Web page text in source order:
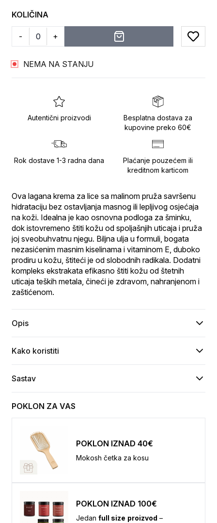
KOLIČINA
- +
Add
NEMA NA STANJU
Autentični proizvodi
Besplatna dostava za
kupovine preko 60€
Rok dostave 1-3 radna dana
Plaćanje pouzećem ili
kreditnom karticom
Ova lagana krema za lice sa malinom pruža savršenu
hidrataciju bez ostavljanja masnog ili lepljivog osjećaja
na koži. Idealna je kao osnovna podloga za šminku,
dok istovremeno štiti kožu od spoljašnjih uticaja i pruža
joj sveobuhvatnu njegu. Biljna ulja u formuli, bogata
nezasićenim masnim kiselinama i vitaminom E, duboko
prodiru u kožu, štiteći je od slobodnih radikala. Dodatni
kompleks ekstrakata efikasno štiti kožu od štetnih
uticaja teških metala, čineći je zdravom, nahranjenom i
zaštićenom.
Opis
Kako koristiti
Sastav
POKLON ZA VAS
POKLON IZNAD 40€
Mokosh četka za kosu
POKLON IZNAD 100€
Jedan full size proizvod –